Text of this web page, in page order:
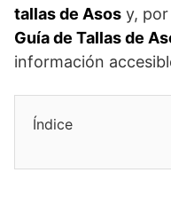
tallas de Asos y,
Guía de Tallas de
información
Índice